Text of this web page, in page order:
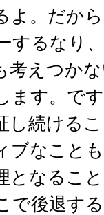
よ。だか
するなり
考えつか
ます。で
し続ける
ブなこと
となるこ
で後退す